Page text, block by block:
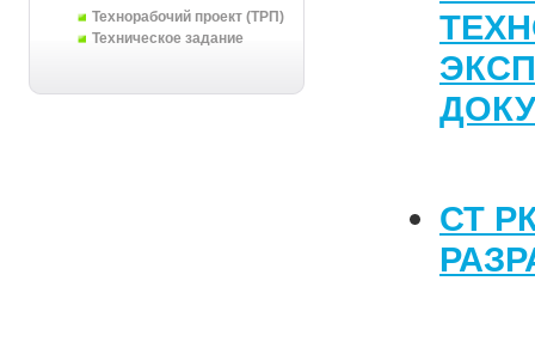
Технорабочий проект (ТРП)
Техническое задание
СТ